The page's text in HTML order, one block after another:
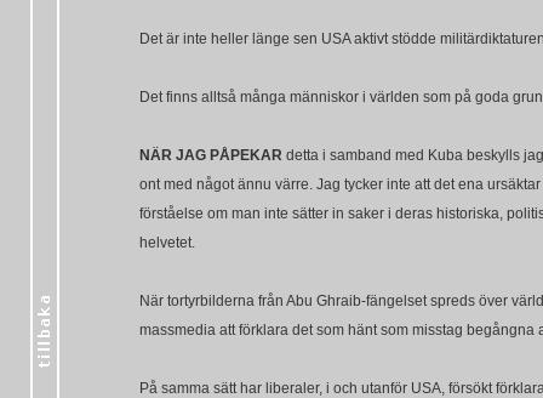
Det är inte heller länge sen USA aktivt stödde
Det finns alltså många människor i världen som på goda
NÄR JAG PÅPEKAR detta i samband med Kuba beskylls
ont med något ännu värre. Jag tycker inte att det ena
förståelse om man inte sätter in saker i deras historiska,
helvetet.
När tortyrbilderna från Abu Ghraib-fängelset spreds över
massmedia att förklara det som hänt som misstag begångna
På samma sätt har liberaler, i och utanför USA, försökt